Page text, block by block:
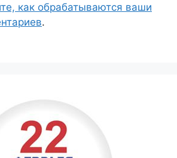
как обрабатываются ваши
.